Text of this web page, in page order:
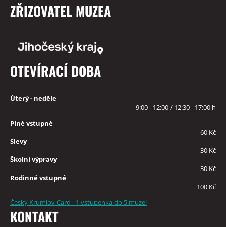
ZŘIZOVATEL MUZEA
OTEVÍRACÍ DOBA
Úterý - neděle
9:00 - 12:00 / 12:30 - 17:00 h
Plné vstupné
60 Kč
Slevy
30 Kč
Školní výpravy
30 Kč
Rodinné vstupné
100 Kč
Český Krumlov Card - 1 vstupenka do 5 muzeí
KONTAKT